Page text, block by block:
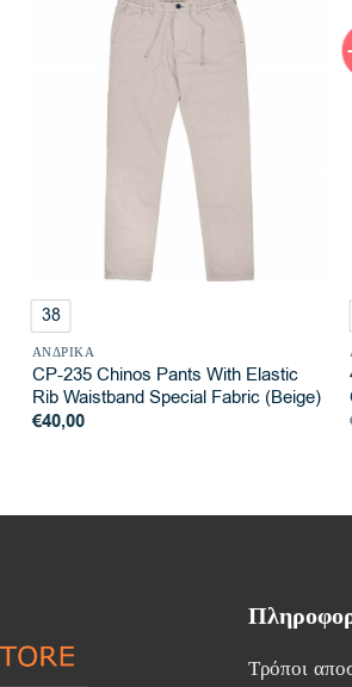
38
ΑΝΔΡΙΚΆ
CP-235 Chinos Pants With Elastic
Rib Waistband Special Fabric (Beige)
€40,00
Τρόποι